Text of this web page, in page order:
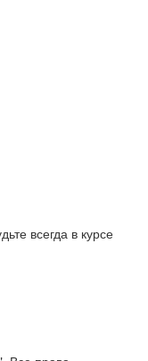
всегда в курсе